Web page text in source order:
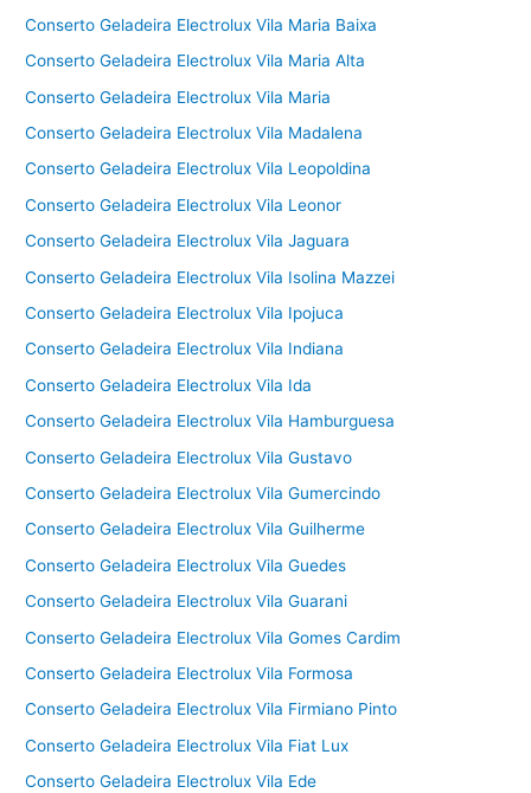
Conserto Geladeira Electrolux Vila Maria Baixa
Conserto Geladeira Electrolux Vila Maria Alta
Conserto Geladeira Electrolux Vila Maria
Conserto Geladeira Electrolux Vila Madalena
Conserto Geladeira Electrolux Vila Leopoldina
Conserto Geladeira Electrolux Vila Leonor
Conserto Geladeira Electrolux Vila Jaguara
Conserto Geladeira Electrolux Vila Isolina Mazzei
Conserto Geladeira Electrolux Vila Ipojuca
Conserto Geladeira Electrolux Vila Indiana
Conserto Geladeira Electrolux Vila Ida
Conserto Geladeira Electrolux Vila Hamburguesa
Conserto Geladeira Electrolux Vila Gustavo
Conserto Geladeira Electrolux Vila Gumercindo
Conserto Geladeira Electrolux Vila Guilherme
Conserto Geladeira Electrolux Vila Guedes
Conserto Geladeira Electrolux Vila Guarani
Conserto Geladeira Electrolux Vila Gomes Cardim
Conserto Geladeira Electrolux Vila Formosa
Conserto Geladeira Electrolux Vila Firmiano Pinto
Conserto Geladeira Electrolux Vila Fiat Lux
Conserto Geladeira Electrolux Vila Ede